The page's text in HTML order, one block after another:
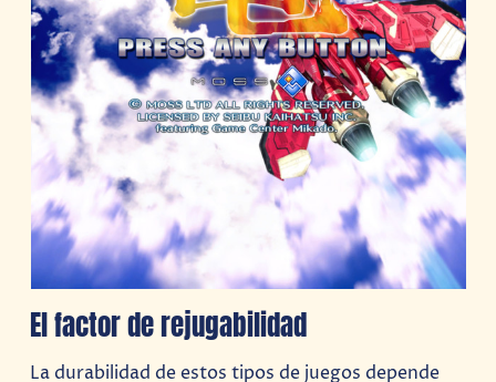
El factor de rejugabilidad
La durabilidad de estos tipos de juegos depende